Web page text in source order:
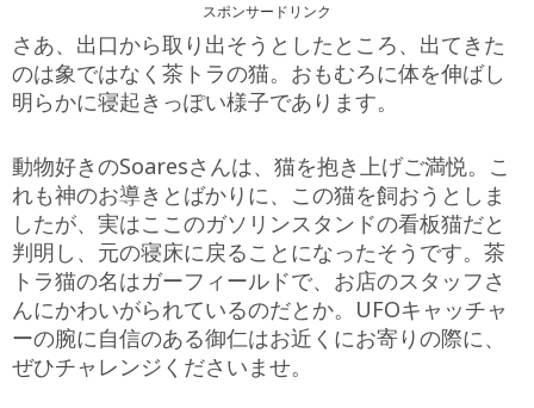
スポンサードリンク
さあ、出口から取り出そうとしたところ、出てきた
のは象ではなく茶トラの猫。おもむろに体を伸ばし
明らかに寝起きっぽい様子であります。
動物好きのSoaresさんは、猫を抱き上げご満悦。こ
れも神のお導きとばかりに、この猫を飼おうとしま
したが、実はここのガソリンスタンドの看板猫だと
判明し、元の寝床に戻ることになったそうです。茶
トラ猫の名はガーフィールドで、お店のスタッフさ
んにかわいがられているのだとか。UFOキャッチャ
ーの腕に自信のある御仁はお近くにお寄りの際に、
ぜひチャレンジくださいませ。